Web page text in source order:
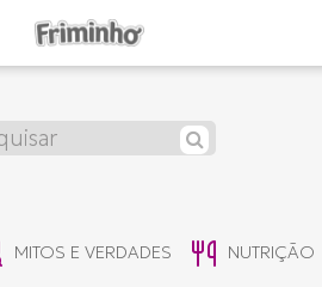
MITOS E VERDADES NUTRIÇÃO